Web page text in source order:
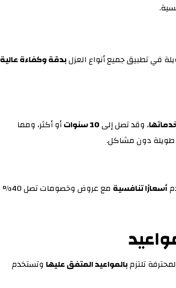
في تطبيق جميع أنواع العزلبدقة وكفاءة عالية
، وقد تصل إلى10 سنوات
أو أكثر، ومما
طويلة دون مشاكل.
أسعارًا تنافسية
مع عروض وخصومات تصل 40%
تلتزمبالمواعيد المتفق عليها وتستخدم